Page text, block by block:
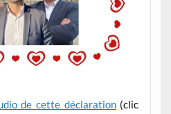
de cette déclaration(clic